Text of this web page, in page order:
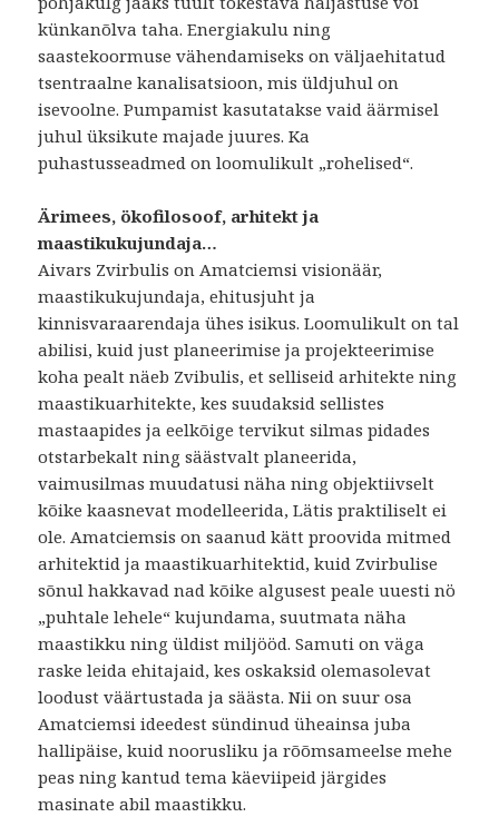
künkanõlva taha. Energiakulu ning
saastekoormuse vähendamiseks on väljaehitatud
tsentraalne kanalisatsioon, mis üldjuhul on
isevoolne. Pumpamist kasutatakse vaid äärmisel
juhul üksikute majade juures. Ka
puhastusseadmed on loomulikult „rohelised“.
Ärimees, ökofilosoof, arhitekt ja
maastikukujundaja…
Aivars Zvirbulis on Amatciemsi visionäär,
maastikukujundaja, ehitusjuht ja
kinnisvaraarendaja ühes isikus. Loomulikult on tal
abilisi, kuid just planeerimise ja projekteerimise
koha pealt näeb Zvibulis, et selliseid arhitekte ning
maastikuarhitekte, kes suudaksid sellistes
mastaapides ja eelkõige tervikut silmas pidades
otstarbekalt ning säästvalt planeerida,
vaimusilmas muudatusi näha ning objektiivselt
kõike kaasnevat modelleerida, Lätis praktiliselt ei
ole. Amatciemsis on saanud kätt proovida mitmed
arhitektid ja maastikuarhitektid, kuid Zvirbulise
sõnul hakkavad nad kõike algusest peale uuesti nö
„puhtale lehele“ kujundama, suutmata näha
maastikku ning üldist miljööd. Samuti on väga
raske leida ehitajaid, kes oskaksid olemasolevat
loodust väärtustada ja säästa. Nii on suur osa
Amatciemsi ideedest sündinud üheainsa juba
hallipäise, kuid noorusliku ja rõõmsameelse mehe
peas ning kantud tema käeviipeid järgides
masinate abil maastikku.